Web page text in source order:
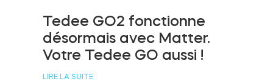
Accès à la maison
Tedee GO2 fonctionne
désormais avec Matter.
Votre Tedee GO aussi !
LIRE LA SUITE